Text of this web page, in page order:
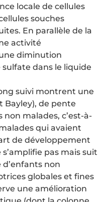
locale de cellules
souches
En parallèle de la
activité
diminution
dans le liquide
suivi montrent une
Bayley), de pente
malades, c’est-à-
qui avaient
de développement
pas mais suit
non
globales et fines
une amélioration